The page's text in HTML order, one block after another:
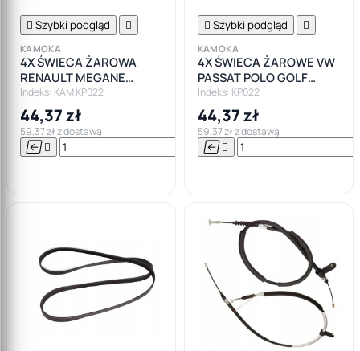
 Szybki podgląd 
KAMOKA
4X ŚWIECA ŻAROWA
RENAULT MEGANE
SCENIC DACIA NISSAN
ALMERA MICRA 1.5 1.9
Indeks: KAM KP022
44,37 zł
59,37 zł z dostawą
  

 Szybki podgląd 
KAMOKA
4X ŚWIECA ŻAROWE VW
PASSAT POLO GOLF
SHARAN AUDI A4 A6
SKODA SEAT 1.9TDI
Indeks: KP022
44,37 zł
59,37 zł z dostawą
 